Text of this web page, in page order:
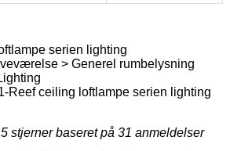
serien lighting
> Generel rumbelysning
Reef ceiling loftlampe serien lighting
stjerner baseret på 31 anmeldelser